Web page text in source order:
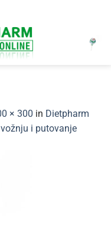
× 300 in Dietpharm
i putovanje